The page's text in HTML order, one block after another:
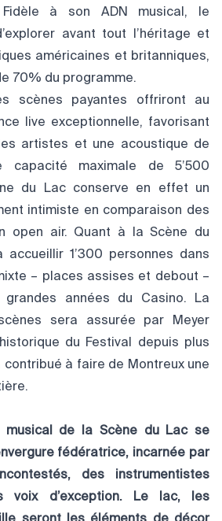
Fidèle à son ADN musical, le
avant tout l’héritage et
américaines et britanniques,
70% du programme.
scènes payantes offriront au
live exceptionnelle, favorisant
artistes et une acoustique de
capacité maximale de 5’500
du Lac conserve en effet un
intimiste en comparaison des
open air. Quant à la Scène du
accueillir 1’300 personnes dans
– places assises et debout –
années du Casino. La
sera assurée par Meyer
du Festival depuis plus
à faire de Montreux une
musical de la Scène du Lac se
fédératrice, incarnée par
des instrumentistes
voix d’exception. Le lac, les